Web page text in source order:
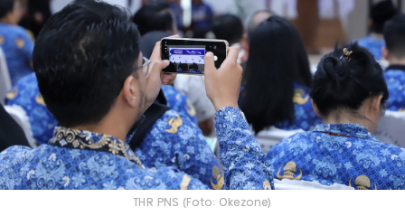
THR PNS (Foto: Okezone)